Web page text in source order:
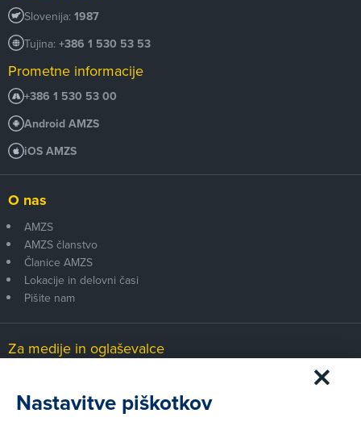
Slovenija: 1987
Tujina: +386 1 530 53 53
Prometne informacije
+386 1 530 53 00
Android AMZS
iOS AMZS
O nas
AMZS
AMZS članstvo
Članice AMZS
Lokacije in delovni časi
Pišite nam
Za medije in oglaševalce
Nastavitve piškotkov